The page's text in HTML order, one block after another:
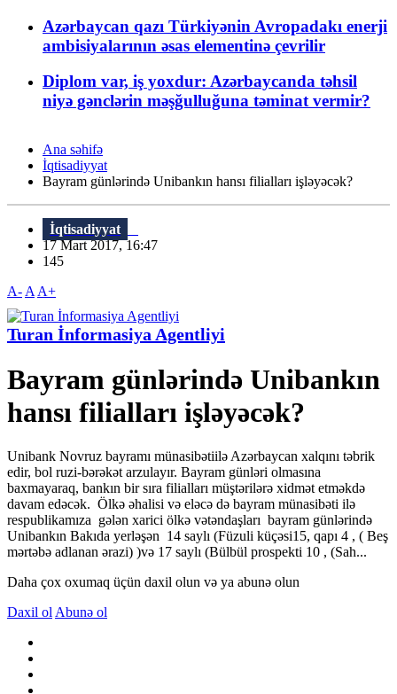
Azərbaycan qazı Türkiyənin Avropadakı enerji
ambisiyalarının əsas elementinə çevrilir
Diplom var, iş yoxdur: Azərbaycanda təhsil
niyə gənclərin məşğulluğuna təminat vermir?
Ana səhifə
İqtisadiyyat
Bayram günlərində Unibankın hansı filialları işləyəcək?
İqtisadiyyat
17 Mart 2017, 16:47
145
A- A A+
Turan İnformasiya Agentliyi
Bayram günlərində Unibankın
hansı filialları işləyəcək?
Unibank Novruz bayramı münasibətiilə Azərbaycan xalqını təbrik
edir, bol ruzi-bərəkət arzulayır. Bayram günləri olmasına
baxmayaraq, bankın bir sıra filialları müştərilərə xidmət etməkdə
davam edəcək. Ölkə əhalisi və eləcə də bayram münasibəti ilə
respublikamıza gələn xarici ölkə vətəndaşları bayram günlərində
Unibankın Bakıda yerləşən 14 saylı (Füzuli küçəsi15, qapı 4 , ( Beş
mərtəbə adlanan ərazi) )və 17 saylı (Bülbül prospekti 10 , (Sah...
Daha çox oxumaq üçün daxil olun və ya abunə olun
Daxil ol Abunə ol